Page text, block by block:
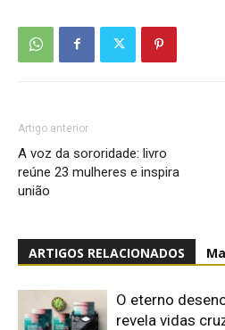
Artigo anterior
A voz da sororidade: livro
reúne 23 mulheres e inspira
união
ARTIGOS RELACIONADOS
O eterno
revela vidas